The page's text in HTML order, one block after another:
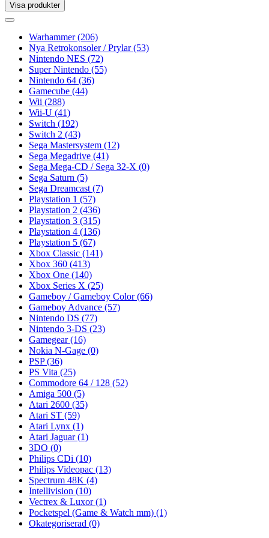
Visa produkter
Toggle
Toggle
navigationWarhammer(206)
Nya Retrokonsoler / Prylar(53)
Nintendo NES (72)
Super Nintendo (55)
Nintendo 64 (36)
Gamecube (44)
Wii (288)
Wii-U (41)
Switch (192)
Switch 2 (43)
Sega Mastersystem (12)
Sega Megadrive (41)
Sega Mega-CD / Sega 32-X (0)
Sega Saturn (5)
Sega Dreamcast (7)
Playstation 1 (57)
Playstation 2 (436)
Playstation 3 (315)
Playstation 4 (136)
Playstation 5 (67)
Xbox Classic (141)
Xbox 360 (413)
Xbox One (140)
Xbox Series X (25)
Gameboy / Gameboy Color(66)
Gameboy Advance (57)
Nintendo DS (77)
Nintendo 3-DS (23)
Gamegear(16)
Nokia N-Gage (0)
PSP(36)
PS Vita (25)
Commodore 64 / 128 (52)
Amiga 500 (5)
Atari 2600 (35)
Atari ST (59)
Atari Lynx (1)
Atari Jaguar(1)
3DO (0)
Philips CDi (10)
Philips Videopac (13)
Spectrum 48K (4)
Intellivision (10)
Vectrex & Luxor(1)
Pocketspel (Game & Watch mm) (1)
Okategoriserad (0)